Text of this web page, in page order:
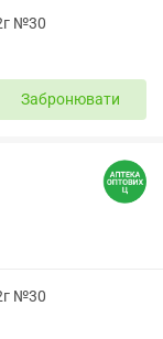
№30
Забронювати
№30